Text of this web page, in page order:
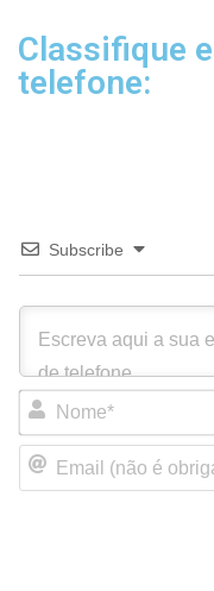
Classifique
telefone:
Subscribe